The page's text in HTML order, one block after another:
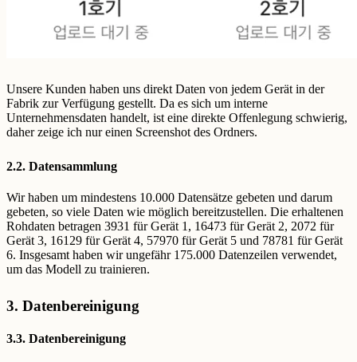
Unsere Kunden haben uns direkt Daten von jedem Gerät in der
Fabrik zur Verfügung gestellt. Da es sich um interne
Unternehmensdaten handelt, ist eine direkte Offenlegung schwierig,
daher zeige ich nur einen Screenshot des Ordners.
2.2. Datensammlung
Wir haben um mindestens 10.000 Datensätze gebeten und darum
gebeten, so viele Daten wie möglich bereitzustellen. Die erhaltenen
Rohdaten betragen 3931 für Gerät 1, 16473 für Gerät 2, 2072 für
Gerät 3, 16129 für Gerät 4, 57970 für Gerät 5 und 78781 für Gerät
6. Insgesamt haben wir ungefähr 175.000 Datenzeilen verwendet,
um das Modell zu trainieren.
3. Datenbereinigung
3.3. Datenbereinigung